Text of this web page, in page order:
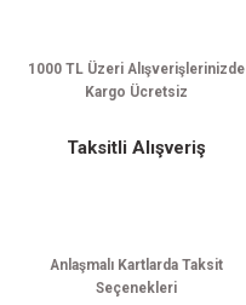
1000 TL Üzeri Alışverişlerinizde
Kargo Ücretsiz
Taksitli Alışveriş
Anlaşmalı Kartlarda Taksit
Seçenekleri